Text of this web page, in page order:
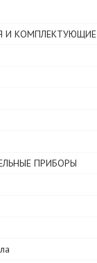
И КОМПЛЕКТУЮЩИЕ
ПРИБОРЫ